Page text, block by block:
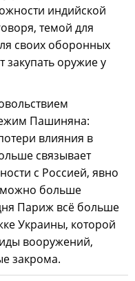
индийской
темой для
своих оборонных
оружие у
Пашиняна:
влияния в
связывает
с Россией, явно
можно больше
Париж всё больше
Украины, которой
вооружений,
закрома.